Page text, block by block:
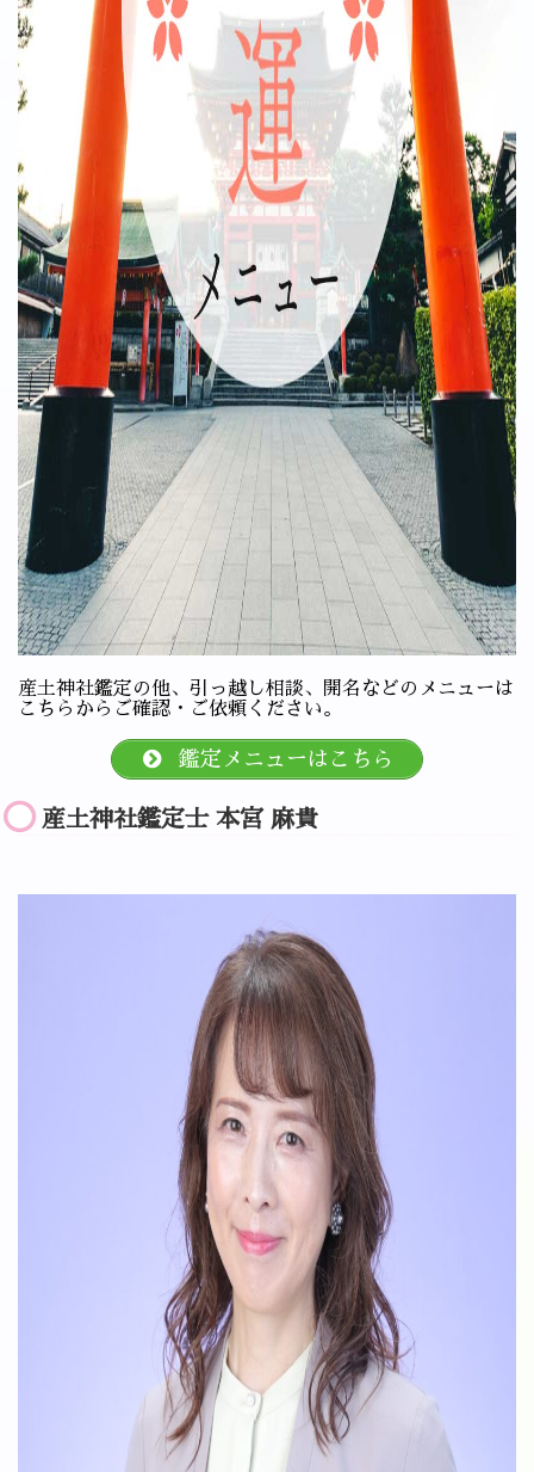
産土神社鑑定の他、引っ越し相談、開名などのメニューは
こちらからご確認・ご依頼ください。
鑑定メニューはこちら
産土神社鑑定士 本宮 麻貴